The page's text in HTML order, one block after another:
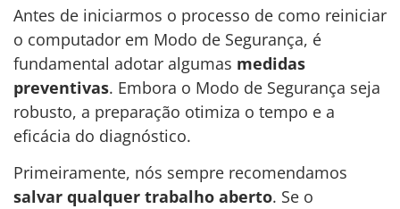
Antes de iniciarmos o processo de como reiniciar
o computador em Modo de Segurança, é
fundamental adotar algumas medidas
preventivas. Embora o Modo de Segurança seja
robusto, a preparação otimiza o tempo e a
eficácia do diagnóstico.
Primeiramente, nós sempre recomendamos
salvar qualquer trabalho aberto. Se o